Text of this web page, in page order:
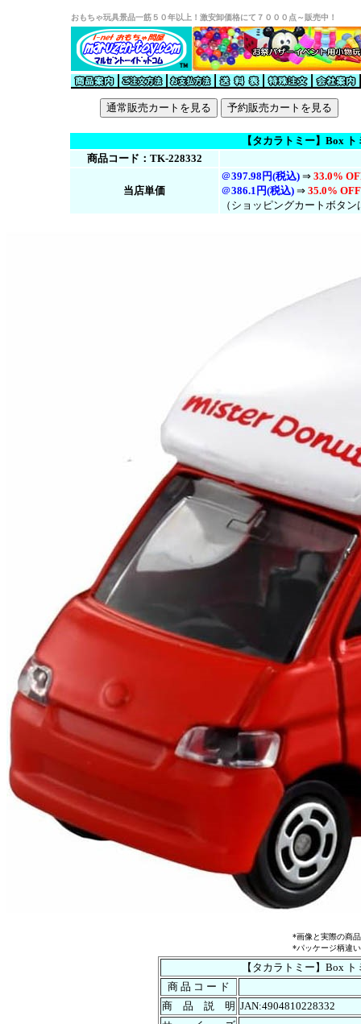
おもちゃ玩具景品一筋５０年以上！激安卸価格にて７０００点～販売中！
【タカラトミー】Box
商品コード：TK-228332
当店単価
＠397.98円(税込) ⇒ 33.0%
＠386.1円(税込) ⇒ 35.0%
（ショッピングカートボタ
*画像と実際の商
*パッケージ柄違
【タカラトミー】Box
商 品 コ ー ド
商 品 説 明 JAN:4904810228332